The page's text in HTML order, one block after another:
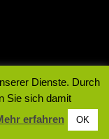
Dienste. Durch
Sie sich damit
erfahren OK